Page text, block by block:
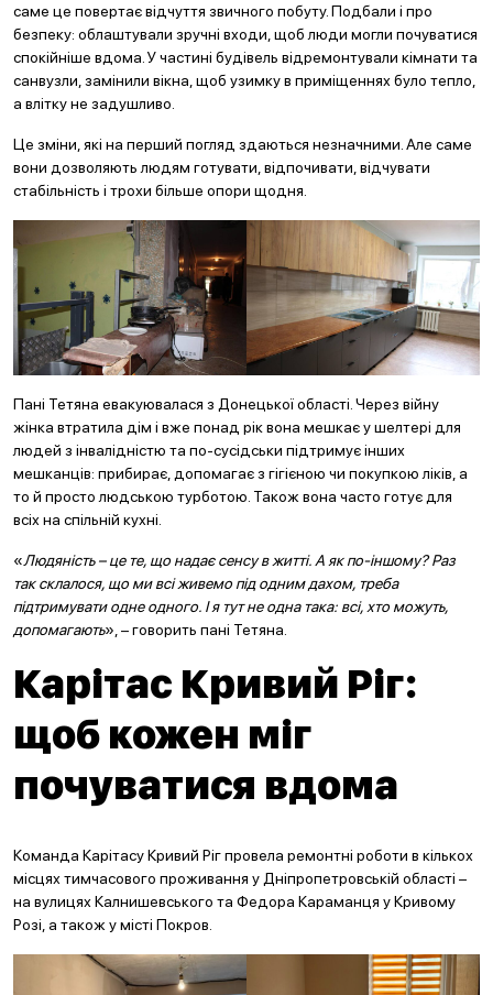
саме це повертає відчуття звичного побуту. Подбали і про
безпеку: облаштували зручні входи, щоб люди могли почуватися
спокійніше вдома. У частині будівель відремонтували кімнати та
санвузли, замінили вікна, щоб узимку в приміщеннях було тепло,
а влітку не задушливо.
Це зміни, які на перший погляд здаються незначними. Але саме
вони дозволяють людям готувати, відпочивати, відчувати
стабільність і трохи більше опори щодня.
Пані Тетяна евакуювалася з Донецької області. Через війну
жінка втратила дім і вже понад рік вона мешкає у шелтері для
людей з інвалідністю та по-сусідськи підтримує інших
мешканців: прибирає, допомагає з гігієною чи покупкою ліків, а
то й просто людською турботою. Також вона часто готує для
всіх на спільній кухні.
«Людяність – це те, що надає сенсу в житті. А як по-іншому? Раз
так склалося, що ми всі живемо під одним дахом, треба
підтримувати одне одного. І я тут не одна така: всі, хто можуть,
допомагають», – говорить пані Тетяна.
Карітас Кривий Ріг:
щоб кожен міг
почуватися вдома
Команда Карітасу Кривий Ріг провела ремонтні роботи в кількох
місцях тимчасового проживання у Дніпропетровській області –
на вулицях Калнишевського та Федора Караманця у Кривому
Розі, а також у місті Покров.